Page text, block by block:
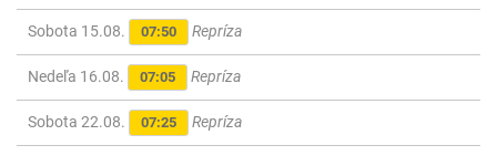
Sobota 15.08. 07:50 Repríza
Nedeľa 16.08. 07:05 Repríza
Sobota 22.08. 07:25 Repríza